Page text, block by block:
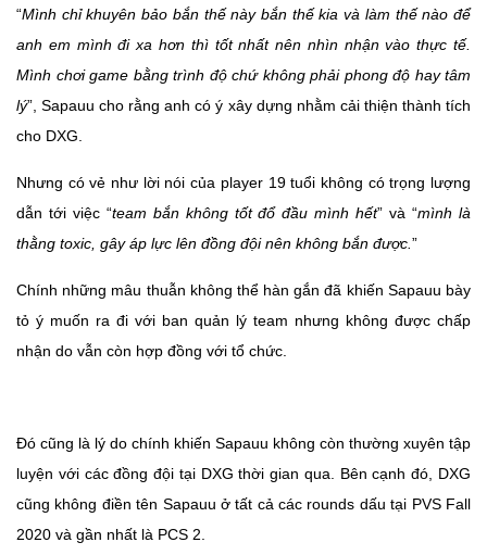
“Mình chỉ khuyên bảo bắn thế này bắn thế kia và làm thế nào để
anh em mình đi xa hơn thì tốt nhất nên nhìn nhận vào thực tế.
Mình chơi game bằng trình độ chứ không phải phong độ hay tâm
lý”, Sapauu cho rằng anh có ý xây dựng nhằm cải thiện thành tích
cho DXG.
Nhưng có vẻ như lời nói của player 19 tuổi không có trọng lượng
dẫn tới việc “team bắn không tốt đổ đầu mình hết” và “mình là
thằng toxic, gây áp lực lên đồng đội nên không bắn được. ”
Chính những mâu thuẫn không thể hàn gắn đã khiến Sapauu bày
tỏ ý muốn ra đi với ban quản lý team nhưng không được chấp
nhận do vẫn còn hợp đồng với tổ chức.
Đó cũng là lý do chính khiến Sapauu không còn thường xuyên tập
luyện với các đồng đội tại DXG thời gian qua. Bên cạnh đó, DXG
cũng không điền tên Sapauu ở tất cả các rounds dấu tại PVS Fall
2020 và gần nhất là PCS 2.